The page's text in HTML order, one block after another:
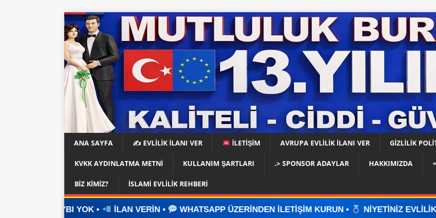
ANA SAYFA ✍️ EVLİLİK İLANI VER İLETİŞİM AVRUPA EVLİLİK İLANI VER GIZLILIK
KVKK AYDINLATMA METNI KULLANIM ŞARTLARI .> SPONSOR ADAYLAR HAKKIMIZDA
BIZ KIMIZ? İSLAMI EVLILIK REHBERI
İLAN VERİN • WHATSAPP ÜZERİNDEN İLETİŞİM KURUN • NİYETİNİZ EVLİLİKSE, DOĞRU